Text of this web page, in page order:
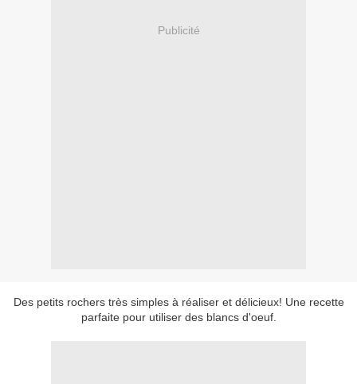
Publicité
Des petits rochers très simples à réaliser et délicieux! Une recette
parfaite pour utiliser des blancs d'oeuf.